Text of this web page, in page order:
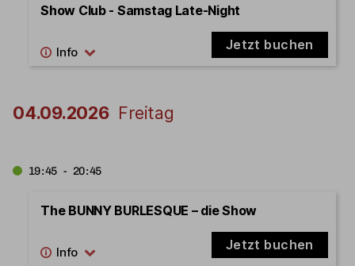
Show Club - Samstag Late-Night
Jetzt buchen
04.09.2026 Freitag
19:45 - 20:45
The BUNNY BURLESQUE – die Show
Jetzt buchen